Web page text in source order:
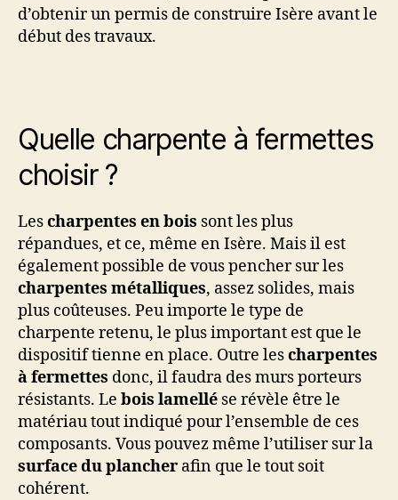
d’obtenir un permis de construire Isère avant le
début des travaux.
Quelle charpente à fermettes
choisir ?
Lescharpentes en bois sont les plus
répandues, et ce, même en Isère. Mais il est
également possible de vous pencher sur les
charpentes métalliques, assez solides, mais
plus coûteuses. Peu importe le type de
charpente retenu, le plus important est que le
dispositif tienne en place. Outre lescharpentes
à fermettes donc, il faudra des murs porteurs
résistants. Le bois lamellé se révèle être le
matériau tout indiqué pour l’ensemble de ces
composants. Vous pouvez même l’utiliser sur la
surface du plancher afin que le tout soit
cohérent.